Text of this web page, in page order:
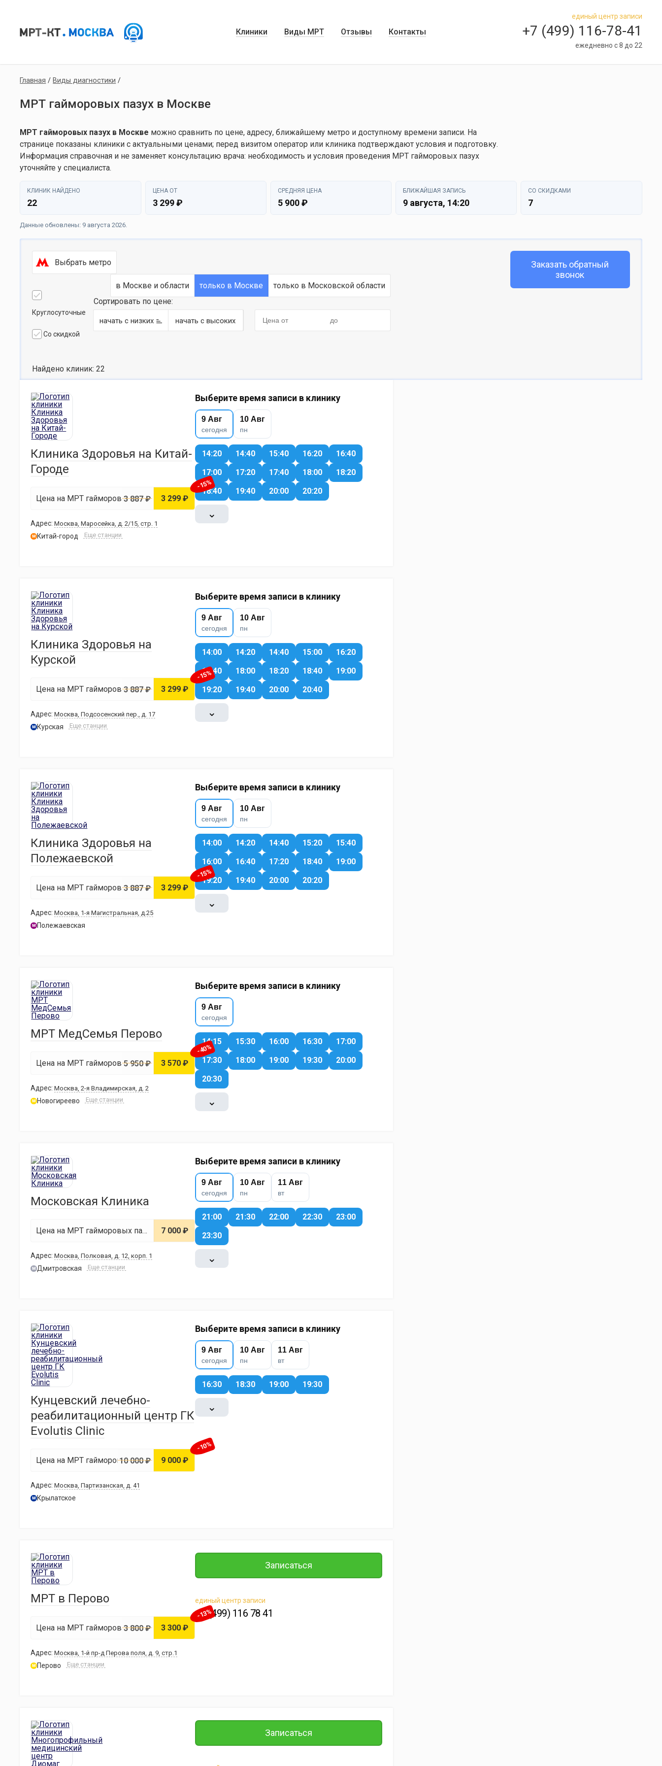
единый центр записи
+7 (499) 116-78-41
ежедневно с 8 до 22
Клиники Виды МРТ Отзывы Контакты
Главная / Виды диагностики /
МРТ гайморовых пазух в Москве
МРТ гайморовых пазух в Москве можно сравнить по цене, адресу, ближайшему метро и доступному времени записи. На
странице показаны клиники с актуальными ценами; перед визитом оператор или клиника подтверждают условия и подготовку.
Информация справочная и не заменяет консультацию врача: необходимость и условия проведения МРТ гайморовых пазух
уточняйте у специалиста.
КЛИНИК НАЙДЕНО
22
ЦЕНА ОТ
3 299 ₽
СРЕДНЯЯ ЦЕНА
5 900 ₽
БЛИЖАЙШАЯ ЗАПИСЬ
9 августа, 14:20
СО СКИДКАМИ
7
Данные обновлены: 9 августа 2026.
Выбрать метро
в Москве и области только в Москве только в Московской области
Круглосуточные
Со скидкой
Сортировать по цене:
начать с низких начать с высоких
Заказать обратный
звонок
Найдено клиник: 22
Клиника Здоровья на Китай-
Городе
Цена на МРТ гайморовых пазух 3 299 ₽
3 887 ₽
-15%
Адрес:Москва, Маросейка, д. 2/15, стр. 1
м Китай-город Еще станции
Выберите время записи в клинику
9 Авг
сегодня
10 Авг
пн
14:20 14:40 15:40 16:20
16:40
17:00
17:20 17:40 18:00
18:20
18:40
19:40 20:00 20:20
⌄
Клиника Здоровья на
Курской
Цена на МРТ гайморовых пазух 3 299 ₽
3 887 ₽
-15%
Адрес:Москва, Подсосенский пер., д. 17
м Курская Еще станции
Выберите время записи в клинику
9 Авг
сегодня
10 Авг
пн
14:00 14:20 14:40 15:00
16:20
16:40
18:00 18:20 18:40
19:00
19:20
19:40 20:00 20:40
⌄
Клиника Здоровья на
Полежаевской
Цена на МРТ гайморовых пазух 3 299 ₽
3 887 ₽
-15%
Адрес:Москва, 1-я Магистральная, д.25
м Полежаевская
Выберите время записи в клинику
9 Авг
сегодня
10 Авг
пн
14:00 14:20 14:40 15:20
15:40
16:00
16:40 17:20 18:40
19:00
19:20
19:40 20:00 20:20
⌄
МРТ МедСемья Перово
Цена на МРТ гайморовых пазух 3 570 ₽
5 950 ₽
-40%
Адрес:Москва, 2-я Владимирская, д. 2
м Новогиреево Еще станции
Выберите время записи в клинику
9 Авг
сегодня
14:15 15:30 16:00 16:30
17:00
17:30
18:00 19:00 19:30
20:00
20:30
⌄
Московская Клиника
Цена на МРТ гайморовых пазух 7 000 ₽
Адрес:Москва, Полковая, д. 12, корп. 1
м Дмитровская Еще станции
Выберите время записи в клинику
9 Авг
сегодня
10 Авг
пн
11 Авг
вт
21:00 21:30 22:00 22:30
23:00
23:30
⌄
Кунцевский лечебно-
реабилитационный центр ГК
Evolutis Clinic
Цена на МРТ гайморовых пазух 9 000 ₽
10 000 ₽
-10%
Адрес:Москва, Партизанская, д. 41
м Крылатское
Выберите время записи в клинику
9 Авг
сегодня
10 Авг
пн
11 Авг
вт
16:30 18:30 19:00 19:30
⌄
МРТ в Перово
Цена на МРТ гайморовых пазух 3 300 ₽
3 800 ₽
-13%
Адрес:Москва, 1-й пр-д Перова поля, д. 9, стр.1
м Перово Еще станции
Записаться
единый центр записи
+7 (499) 116 78 41
Записаться